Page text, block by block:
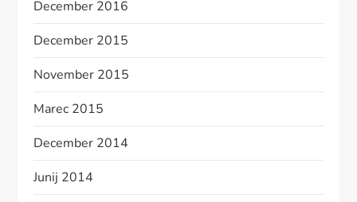
December 2016
December 2015
November 2015
Marec 2015
December 2014
Junij 2014